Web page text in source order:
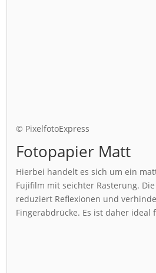
© PixelfotoExpress
Fotopapier Matt
Hierbei handelt es sich um ein
Fujifilm mit seichter Rasterung.
reduziert Reflexionen und
Fingerabdrücke. Es ist daher ideal